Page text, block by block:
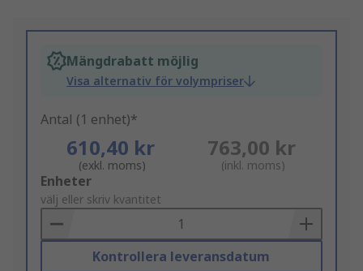
Mängdrabatt möjlig
Visa alternativ för volympriser
Antal (1 enhet)*
610,40 kr
(exkl. moms)
763,00 kr
(inkl. moms)
Add
to
Basket
Enheter
välj eller skriv kvantitet
Kontrollera leveransdatum